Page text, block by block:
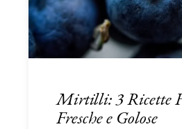
Mirtilli: 3 Ricette
Fresche e Golose